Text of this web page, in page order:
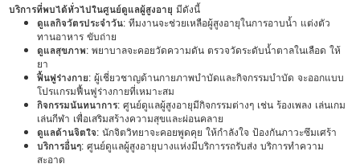
บริการที่พบได้ทั่วไปในศูนย์ดูแลผู้สูงอายุ มีดังนี้
ดูแลกิจวัตรประจำวัน: ทีมงานจะช่วยเหลือผู้สูงอายุในการอาบน้ำ แต่งตัว
ทานอาหาร ขับถ่าย
ดูแลสุขภาพ: พยาบาลจะคอยวัดความดัน ตรวจวัดระดับน้ำตาลในเลือด ให้
ยา
ฟื้นฟูร่างกาย: ผู้เชี่ยวชาญด้านกายภาพบำบัดและกิจกรรมบำบัด จะออกแบบ
โปรแกรมฟื้นฟูร่างกายที่เหมาะสม
กิจกรรมนันทนาการ: ศูนย์ดูแลผู้สูงอายุมีกิจกรรมต่างๆ เช่น ร้องเพลง เล่นเกม
เล่นกีฬา เพื่อเสริมสร้างความสุขและผ่อนคลาย
ดูแลด้านจิตใจ: นักจิตวิทยาจะคอยพูดคุย ให้กำลังใจ ป้องกันภาวะซึมเศร้า
บริการอื่นๆ: ศูนย์ดูแลผู้สูงอายุบางแห่งมีบริการรถรับส่ง บริการทำความ
สะอาด